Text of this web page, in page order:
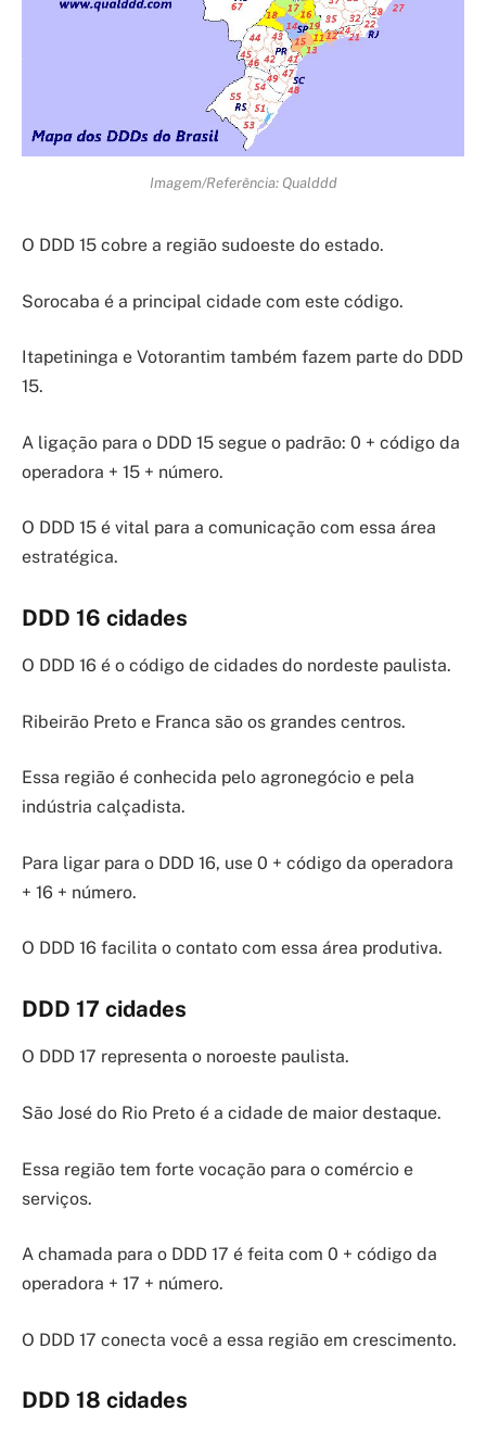
Imagem/Referência: Qualddd
O DDD 15 cobre a região sudoeste do estado.
Sorocaba é a principal cidade com este código.
Itapetininga e Votorantim também fazem parte do DDD
15.
A ligação para o DDD 15 segue o padrão: 0 + código da
operadora + 15 + número.
O DDD 15 é vital para a comunicação com essa área
estratégica.
DDD 16 cidades
O DDD 16 é o código de cidades do nordeste paulista.
Ribeirão Preto e Franca são os grandes centros.
Essa região é conhecida pelo agronegócio e pela
indústria calçadista.
Para ligar para o DDD 16, use 0 + código da operadora
+ 16 + número.
O DDD 16 facilita o contato com essa área produtiva.
DDD 17 cidades
O DDD 17 representa o noroeste paulista.
São José do Rio Preto é a cidade de maior destaque.
Essa região tem forte vocação para o comércio e
serviços.
A chamada para o DDD 17 é feita com 0 + código da
operadora + 17 + número.
O DDD 17 conecta você a essa região em crescimento.
DDD 18 cidades